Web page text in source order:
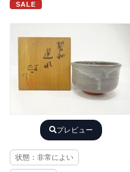
SALE
プレビュー
状態：非常によい